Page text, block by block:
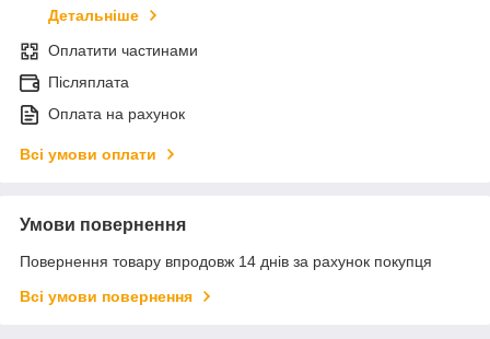
Детальніше
Оплатити частинами
Післяплата
Оплата на рахунок
Всі умови оплати
Умови повернення
Повернення товару впродовж 14 днів за рахунок покупця
Всі умови повернення